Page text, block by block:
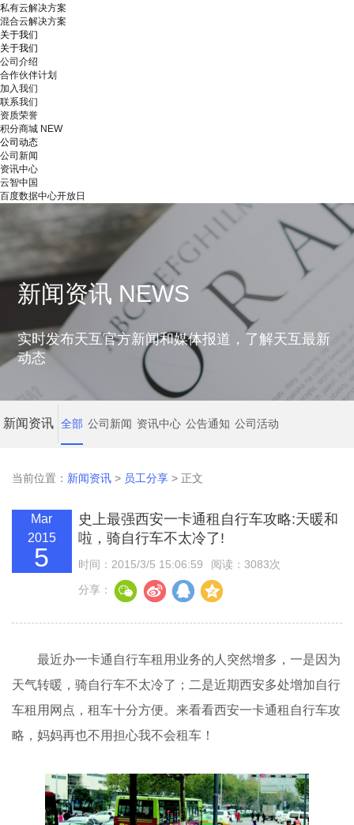
私有云解决方案
混合云解决方案
关于我们
关于我们
公司介绍
合作伙伴计划
加入我们
联系我们
资质荣誉
积分商城 NEW
公司动态
公司新闻
资讯中心
云智中国
百度数据中心开放日
新闻资讯 NEWS
实时发布天互官方新闻和媒体报道，了解天互最新
动态
新闻资讯 全部 公司新闻 资讯中心 公告通知 公司活动
当前位置： 新闻资讯 > 员工分享 > 正文
Mar
2015
5
史上最强西安一卡通租自行车攻略:天暖和
啦，骑自行车不太冷了!
时间：2015/3/5 15:06:59
阅读：3083次
分享：
最近办一卡通自行车租用业务的人突然增多，一是因为
天气转暖，骑自行车不太冷了；二是近期西安多处增加自行
车租用网点，租车十分方便。来看看西安一卡通租自行车攻
略，妈妈再也不用担心我不会租车！